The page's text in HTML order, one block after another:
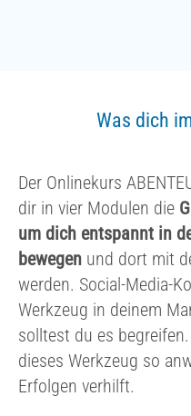
Was dich
Der Onlinekurs
dir in vier Modulen die
um dich entspannt in
bewegen und dort mit
werden. Social-Media-
Werkzeug in deinem
solltest du es
dieses Werkzeug so
Erfolgen verhilft.